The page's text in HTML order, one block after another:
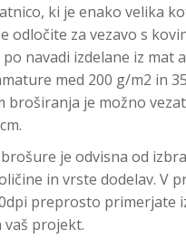
ki je enako velika
odločite za vezavo s
navadi izdelane iz mat
med 200 g/m2 in
broširanja je možno
je odvisna od
in vrste dodelav. V
preprosto primerjate
vaš projekt.